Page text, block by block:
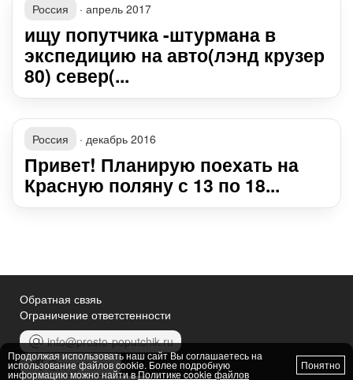
Россия · апрель 2017
ищу попутчика -штурмана в
экспедицию на авто(лэнд крузер
80) север(...
Россия · декабрь 2016
Привет! Планирую поехать на
Красную поляну с 13 по 18...
Обратная свзяь
Ограничение ответстенности
info@prosto-poputchik.ru
@pp_women
Продолжая использовать наш сайт Вы соглашаетесь на
использование файлов cookie. Более подробную
информацию можно найти вПолитике cookie файлов
Понятно